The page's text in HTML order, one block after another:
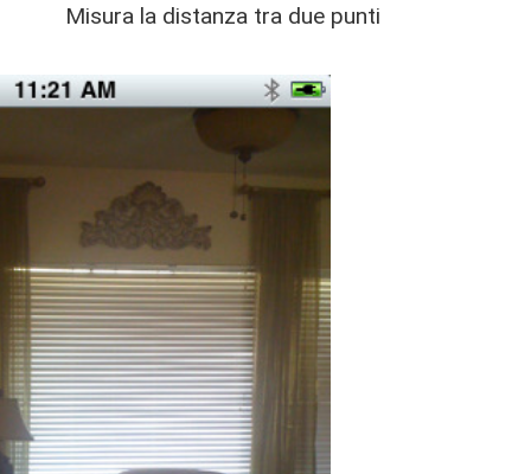
Misura la distanza tra due punti